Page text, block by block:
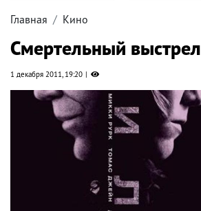
Главная Кино
Смертельный выстрел
1 декабря 2011, 19:20